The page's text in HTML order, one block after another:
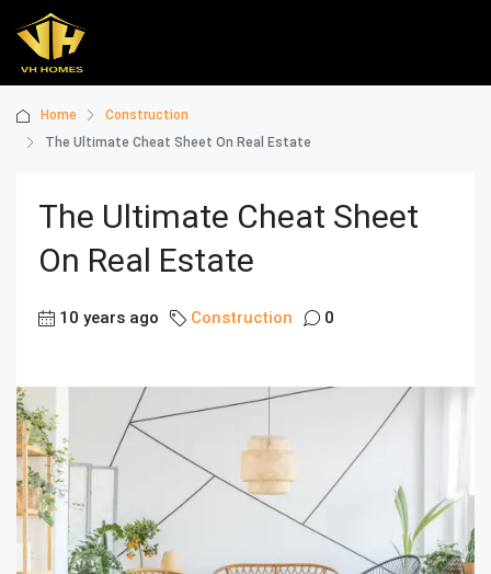
Home
Construction
The Ultimate Cheat Sheet On Real Estate
The Ultimate Cheat Sheet
On Real Estate
10 years ago Construction 0